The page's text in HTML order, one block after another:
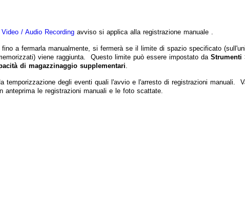
Video / Audio Recording avviso si applica alla registrazione manuale .
a fermarla manualmente, si fermerà se il limite di spazio specificato
viene raggiunta. Questo limite può essere impostato da Strumenti
di magazzinaggio supplementari.
temporizzazione degli eventi quali l'avvio e l'arresto di registrazioni manuali.
anteprima le registrazioni manuali e le foto scattate.